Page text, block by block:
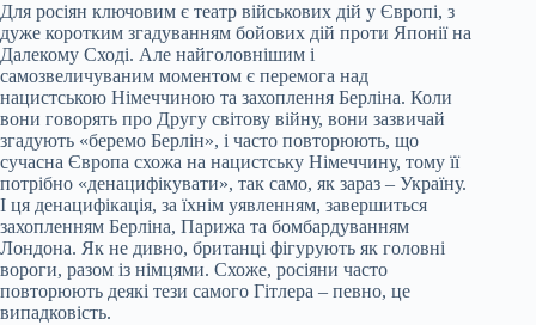
Для росіян ключовим є театр військових дій у Європі, з
дуже коротким згадуванням бойових дій проти Японії на
Далекому Сході. Але найголовнішим і
самозвеличуваним моментом є перемога над
нацистською Німеччиною та захоплення Берліна. Коли
вони говорять про Другу світову війну, вони зазвичай
згадують «беремо Берлін», і часто повторюють, що
сучасна Європа схожа на нацистську Німеччину, тому її
потрібно «денацифікувати», так само, як зараз – Україну.
І ця денацифікація, за їхнім уявленням, завершиться
захопленням Берліна, Парижа та бомбардуванням
Лондона. Як не дивно, британці фігурують як головні
вороги, разом із німцями. Схоже, росіяни часто
повторюють деякі тези самого Гітлера – певно, це
випадковість.